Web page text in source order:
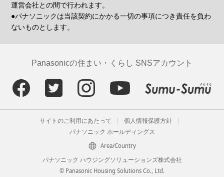
運営会社との間で行われます。
●パナソニックは当該契約にかかる一切の事項につき責任を負わ
ないものとします。
Panasonicの住まい・くらし SNSアカウント
サイトのご利用にあたって
個人情報保護方針
パナソニック ホールディングス
Area/Country
パナソニック ハウジングソリューションズ株式会社
© Panasonic Housing Solutions Co., Ltd.